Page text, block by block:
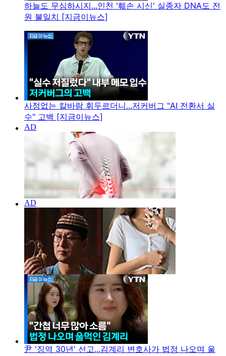
하늘도 무심하시지...인천 '훼손 시신' 실종자 DNA도 전
원 불일치 [지금이뉴스]
사정없는 칼바람 휘두르더니...저커버그 "AI 전환서 실
수" 고백 [지금이뉴스]
尹 '징역 30년' 선고...김계리 변호사가 법정 나오며 울